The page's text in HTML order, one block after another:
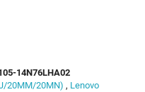
14N76LHA02
20MM/20MN) , Lenovo